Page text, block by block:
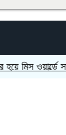
ওয়ার্ল্ডে সামানজার